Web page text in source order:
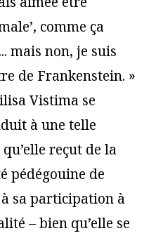
comme ça
mais non, je suis
de Frankenstein. »
Vistima se
à une telle
reçut de la
pédégouine de
sa participation à
– bien qu’elle se